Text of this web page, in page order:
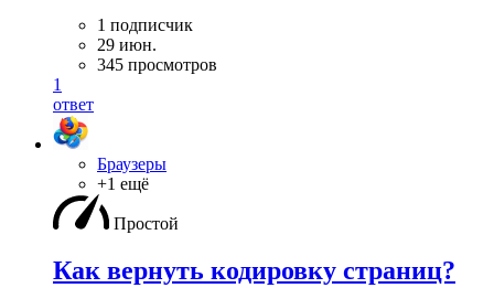
1 подписчик
29 июн.
345 просмотров
1
ответ
Браузеры
+1 ещё
Простой
Как вернуть кодировку страниц?